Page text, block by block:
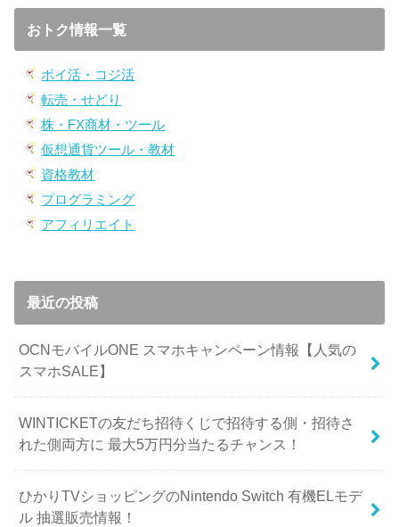
おトク情報一覧
ポイ活・コジ活
転売・せどり
株・FX商材・ツール
仮想通貨ツール・教材
資格教材
プログラミング
アフィリエイト
最近の投稿
OCNモバイルONE スマホキャンペーン情報【人気の
スマホSALE】
WINTICKETの友だち招待くじで招待する側・招待さ
れた側両方に 最大5万円分当たるチャンス！
ひかりTVショッピングのNintendo Switch 有機ELモデ
ル 抽選販売情報！